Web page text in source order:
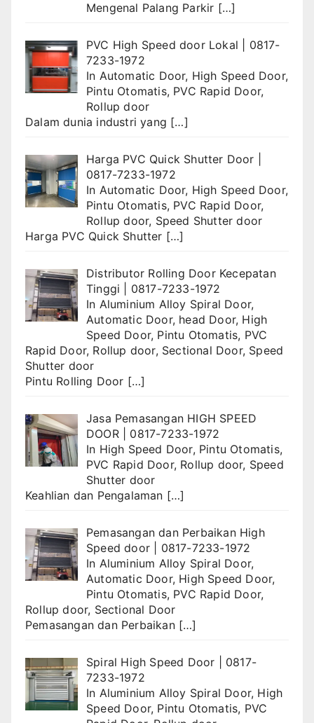
Mengenal Palang Parkir […]
PVC High Speed door Lokal | 0817-
7233-1972
In Automatic Door, High Speed Door,
Pintu Otomatis, PVC Rapid Door,
Rollup door
Dalam dunia industri yang […]
Harga PVC Quick Shutter Door |
0817-7233-1972
In Automatic Door, High Speed Door,
Pintu Otomatis, PVC Rapid Door,
Rollup door, Speed Shutter door
Harga PVC Quick Shutter […]
Distributor Rolling Door Kecepatan
Tinggi | 0817-7233-1972
In Aluminium Alloy Spiral Door,
Automatic Door, head Door, High
Speed Door, Pintu Otomatis, PVC
Rapid Door, Rollup door, Sectional Door, Speed
Shutter door
Pintu Rolling Door […]
Jasa Pemasangan HIGH SPEED
DOOR | 0817-7233-1972
In High Speed Door, Pintu Otomatis,
PVC Rapid Door, Rollup door, Speed
Shutter door
Keahlian dan Pengalaman […]
Pemasangan dan Perbaikan High
Speed door | 0817-7233-1972
In Aluminium Alloy Spiral Door,
Automatic Door, High Speed Door,
Pintu Otomatis, PVC Rapid Door,
Rollup door, Sectional Door
Pemasangan dan Perbaikan […]
Spiral High Speed Door | 0817-
7233-1972
In Aluminium Alloy Spiral Door, High
Speed Door, Pintu Otomatis, PVC